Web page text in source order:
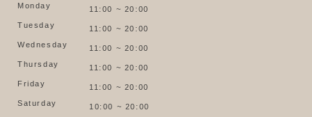
Monday
11:00 ~ 20:00
Tuesday
11:00 ~ 20:00
Wednesday
11:00 ~ 20:00
Thursday
11:00 ~ 20:00
Friday
11:00 ~ 20:00
Saturday
10:00 ~ 20:00